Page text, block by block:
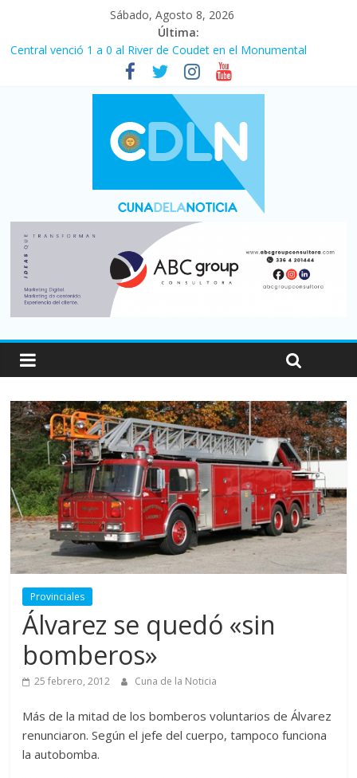
Sábado, Agosto 8, 2026
Última:
Central venció 1 a 0 al River de Coudet en el Monumental
La morosidad alcanzó su nivel más alto en dos décadas y ya
afecta a 400 mil deudores en Santa Fe
Desde que asumió Milei cerraron 41.000 kioscos: el sector
denuncia crisis como en 2001
Vacaciones de invierno con más movimiento y consumo
turístico: 4,6 millones de personas viajaron por el país, un 5,9%
Fuerte caída de la venta de autos usados en julio: bajó un 12,6%
Provinciales
Álvarez se quedó «sin
bomberos»
25 febrero, 2012 Cuna de la Noticia
Más de la mitad de los bomberos voluntarios de Álvarez
renunciaron. Según el jefe del cuerpo, tampoco funciona
la autobomba.